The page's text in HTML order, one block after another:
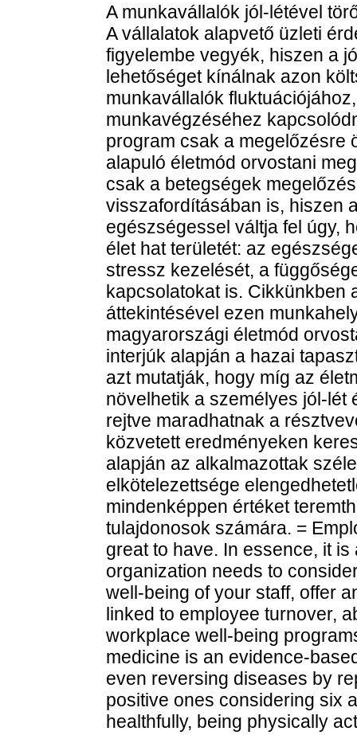
A munkavállalók jól-létével
A vállalatok alapvető üzleti
figyelembe vegyék, hiszen a
lehetőséget kínálnak azon
munkavállalók
munkavégzéséhez
program csak a megelőzésre
alapuló életmód orvostani
csak a betegségek
visszafordításában is, hiszen
egészségessel váltja fel úgy,
élet hat területét: az
stressz kezelését, a
kapcsolatokat is. Cikkünkben
áttekintésével ezen
magyarországi életmód
interjúk alapján a hazai
azt mutatják, hogy míg az
növelhetik a személyes jól-lét
rejtve maradhatnak a
közvetett eredményeken
alapján az alkalmazottak
elkötelezettsége
mindenképpen értéket
tulajdonosok számára. =
great to have. In essence, it
organization needs to
well-being of your staff, offer
linked to employee turnover,
workplace well-being
medicine is an evidence-
even reversing diseases by
positive ones considering six
healthfully, being physically